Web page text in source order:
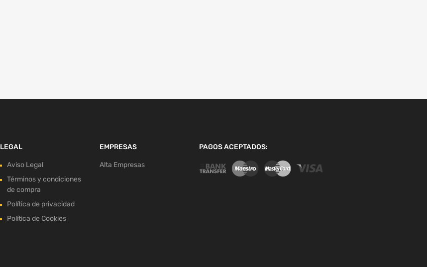
LEGAL
Aviso Legal
Términos y condiciones
de compra
Política de privacidad
Política de Cookies
EMPRESAS
Alta Empresas
PAGOS ACEPTADOS: